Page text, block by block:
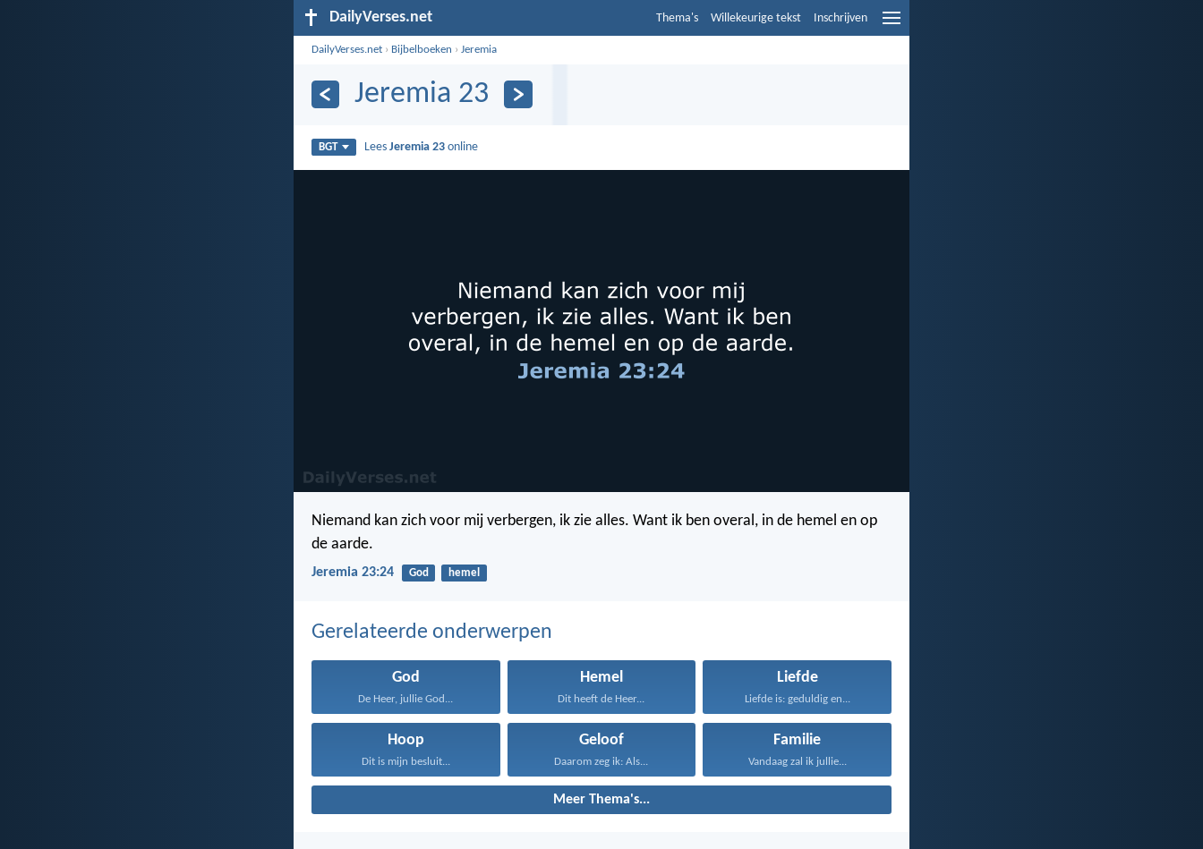
DailyVerses.net Thema's Willekeurige tekst Inschrijven
DailyVerses.net › Bijbelboeken ›Jeremia
Jeremia 23
BGT LeesJeremia 23 online
Niemand kan zich voor mij verbergen, ik zie alles. Want ik ben overal, in de hemel en op
de aarde.
Jeremia 23:24 God hemel
Gerelateerde onderwerpen
God
De Heer, jullie God...
Hemel
Dit heeft de Heer...
Liefde
Liefde is: geduldig en...
Hoop
Dit is mijn besluit...
Geloof
Daarom zeg ik: Als...
Familie
Vandaag zal ik jullie...
Meer Thema's...